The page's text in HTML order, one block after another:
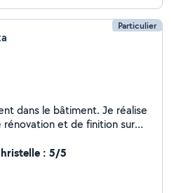
Particulier
dans le bâtiment. Je réalise
et de finition sur
et parquet * Montage et
* Placo et bandes
plomberie * Petits
: 5/5